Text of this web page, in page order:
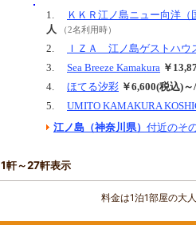
1. ＫＫＲ江ノ島ニュー向洋（
人
（2名利用時）
2. ＩＺＡ 江ノ島ゲストハウ
3. Sea Breeze Kamakura ￥
4. ほてる汐彩 ￥6,600(税込)～
5. UMITO KAMAKURA
江ノ島（神奈川県） 付近のそ
1軒～27軒表示
料金は1泊1部屋の大